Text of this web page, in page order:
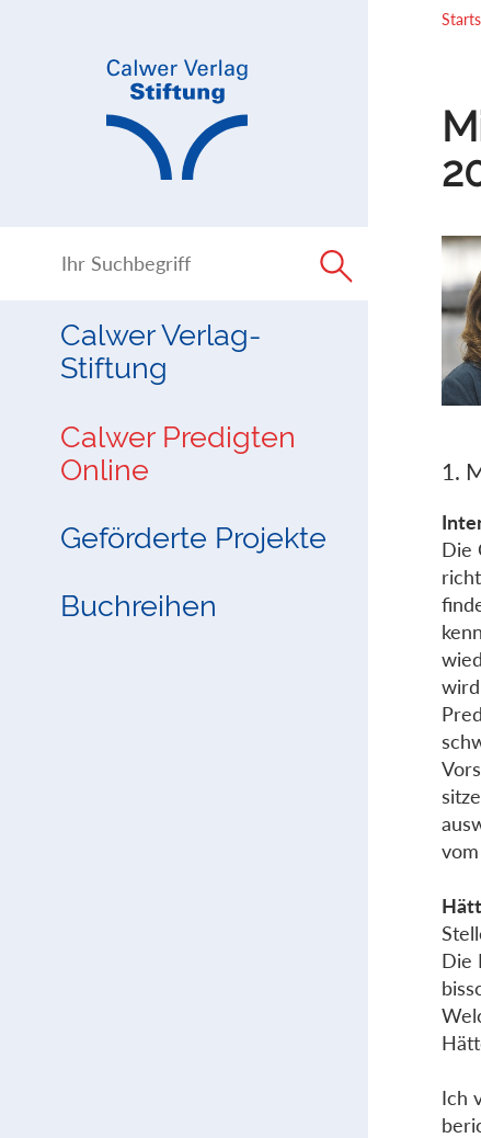
Calwer Verlag-
Stiftung
Calwer Predigten
Online
Geförderte Projekte
Buchreihen
1.
Die
Die
Ich